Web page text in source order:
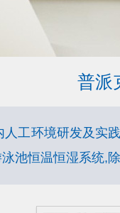
普派
工环境研发及实
池恒温恒湿系统,